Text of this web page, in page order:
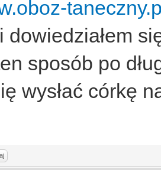
dowiedziałem
sposób po
wysłać córkę